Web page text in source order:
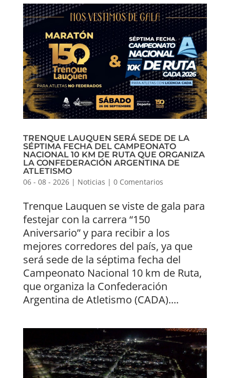
TRENQUE LAUQUEN SERÁ SEDE DE LA
SÉPTIMA FECHA DEL CAMPEONATO
NACIONAL 10 KM DE RUTA QUE ORGANIZA
LA CONFEDERACIÓN ARGENTINA DE
ATLETISMO
06 - 08 - 2026| Noticias | 0 Comentarios
Trenque Lauquen se viste de gala para
festejar con la carrera “150
Aniversario” y para recibir a los
mejores corredores del país, ya que
será sede de la séptima fecha del
Campeonato Nacional 10 km de Ruta,
que organiza la Confederación
Argentina de Atletismo (CADA)....